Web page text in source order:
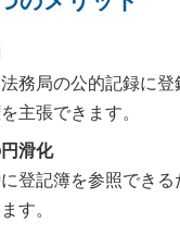
務局の公的記録に
主張できます。
滑化
登記簿を参照でき
す。